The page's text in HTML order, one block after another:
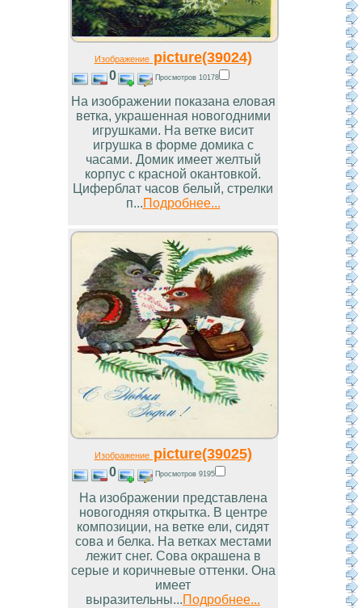
Изображениеpicture(39024)
0 Просмотров 10178
На изображении показана еловая
ветка, украшенная новогодними
игрушками. На ветке висит
игрушка в форме домика с
часами. Домик имеет желтый
корпус с красной окантовкой.
Циферблат часов белый, стрелки
п...Подробнее...
Изображениеpicture(39025)
0 Просмотров 9195
На изображении представлена
новогодняя открытка. В центре
композиции, на ветке ели, сидят
сова и белка. На ветках местами
лежит снег. Сова окрашена в
серые и коричневые оттенки. Она
имеет
выразительны...Подробнее...